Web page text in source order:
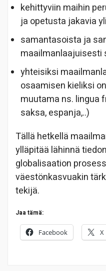
kehittyviin maihin
ja opetusta jakavia
samantasoista ja
maailmanlaajuisesti
yhteisiksi
osaamisen kieliksi
muutama ns. lingua
saksa, espanja,..)
Tällä hetkellä
ylläpitää lähinnä
globalisaation
väestönkasvuakin
tekijä.
Jaa tämä:
Facebook X